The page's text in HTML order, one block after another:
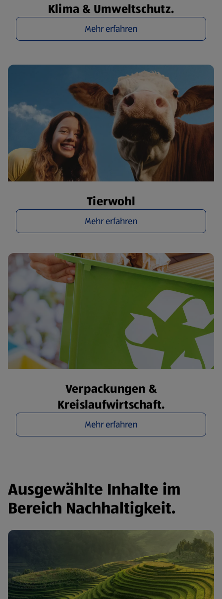
Klima & Umweltschutz.
Mehr erfahren
Tierwohl
Mehr erfahren
Verpackungen &
Kreislaufwirtschaft.
Mehr erfahren
Ausgewählte Inhalte im
Bereich Nachhaltigkeit.